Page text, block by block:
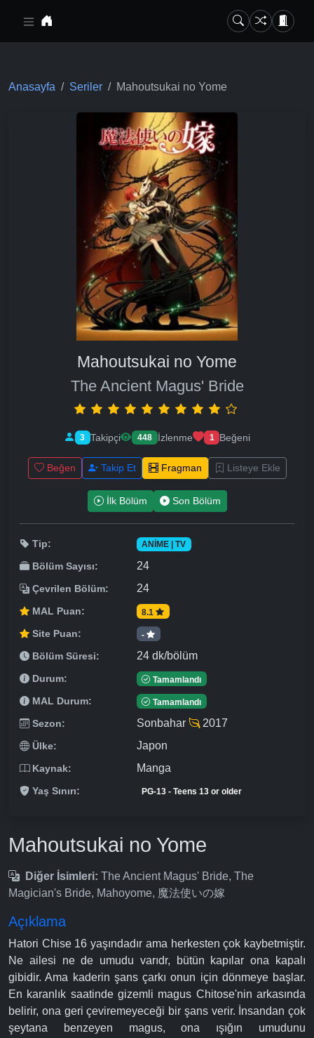
Anasayfa Seriler Mahoutsukai no Yome
Mahoutsukai no Yome
The Ancient Magus' Bride
3 Takipçi 448 İzlenme 1 Beğeni
Beğen Takip Et Fragman Listeye Ekle
İlk Bölüm Son Bölüm
Tip: ANIME | TV
Bölüm Sayısı: 24
Çevrilen Bölüm: 24
MAL Puan: 8.1
Site Puan: -
Bölüm Süresi: 24 dk/bölüm
Durum: Tamamlandı
MAL Durum: Tamamlandı
Sezon: Sonbahar 2017
Ülke: Japon
Kaynak: Manga
Yaş Sınırı: PG-13 - Teens 13 or older
Mahoutsukai no Yome
Diğer İsimleri: The Ancient Magus' Bride, The
Magician's Bride, Mahoyome, 魔法使いの嫁
Açıklama
Hatori Chise 16 yaşındadır ama herkesten çok kaybetmiştir.
Ne ailesi ne de umudu varıdr, bütün kapılar ona kapalı
gibidir. Ama kaderin şans çarkı onun için dönmeye başlar.
En karanlık saatinde gizemli magus Chitose'nin arkasında
belirir, ona geri çeviremeyeceği bir şans verir. İnsandan çok
şeytana benzeyen magus, ona ışığın umudunu